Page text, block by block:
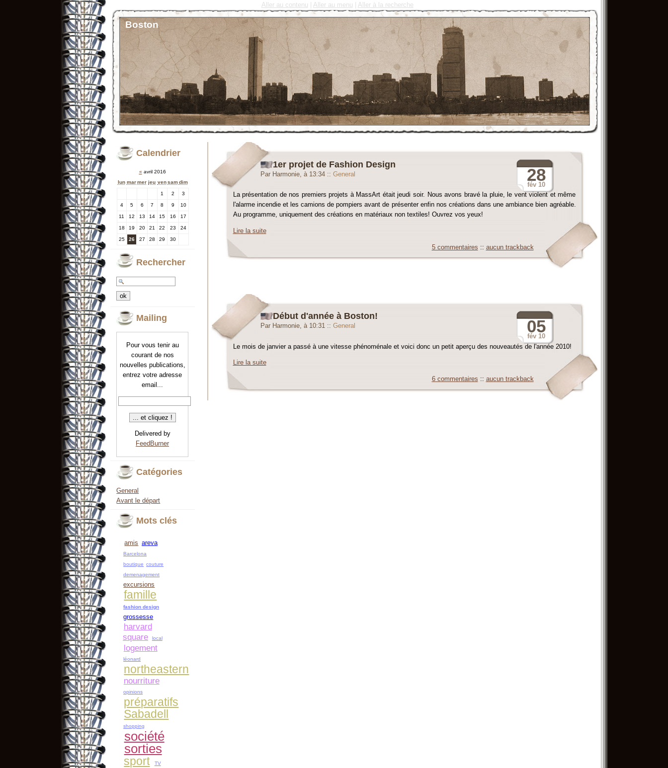
Aller au contenu Aller au menu Aller à la recherche
Boston
Calendrier
« avril 2016
lun mar mer jeu ven sam dim
1 2 3
4 5 6 7 8 9 10
11 12 13 14 15 16 17
18 19 20 21 22 23 24
25 26 27 28 29 30
Rechercher
Mailing
Pour vous tenir au
courant de nos
nouvelles publications,
entrez votre adresse
email...
Delivered by
FeedBurner
Catégories
General
Avant le départ
Mots clés
amis areva
Barcelona
boutique couture
demenagement
excursions
famille
fashion design
grossesse
harvard
square
local
logement
léonard
northeastern
nourriture
opinions
préparatifs
Sabadell
shopping
société
sorties
sport TV
1er projet de Fashion Design
Par Harmonie, à 13:34 :: General 28
fév 10
La présentation de nos premiers projets à MassArt était jeudi soir. Nous avons bravé la pluie, le vent violent et même
l'alarme incendie et les camions de pompiers avant de présenter enfin nos créations dans une ambiance bien agréable.
Au programme, uniquement des créations en matériaux non textiles! Ouvrez vos yeux!
Lire la suite
5 commentaires :: aucun trackback
Début d'année à Boston!
Par Harmonie, à 10:31 :: General 05
fév 10
Le mois de janvier a passé à une vitesse phénoménale et voici donc un petit aperçu des nouveautés de l'année 2010!
Lire la suite
6 commentaires :: aucun trackback